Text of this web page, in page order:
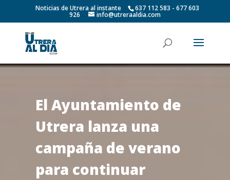
Noticias de Utrera al instante 637 112 583 - 677 603
926 info@utreraaldia.com
El Ayuntamiento de
Utrera lanza una
campaña de verano
para continuar